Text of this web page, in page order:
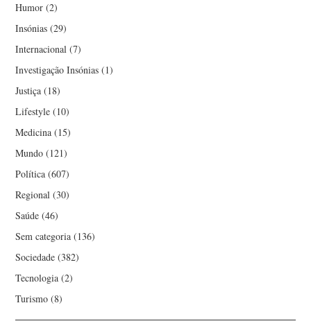
Humor (2)
Insónias (29)
Internacional (7)
Investigação Insónias (1)
Justiça (18)
Lifestyle (10)
Medicina (15)
Mundo (121)
Política (607)
Regional (30)
Saúde (46)
Sem categoria (136)
Sociedade (382)
Tecnologia (2)
Turismo (8)